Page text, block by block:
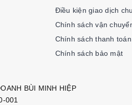
Điều kiện giao dịch
Chính sách vận
Chính sách thanh toán
Chính sách bảo mật
BÙI MINH HIỆP
001